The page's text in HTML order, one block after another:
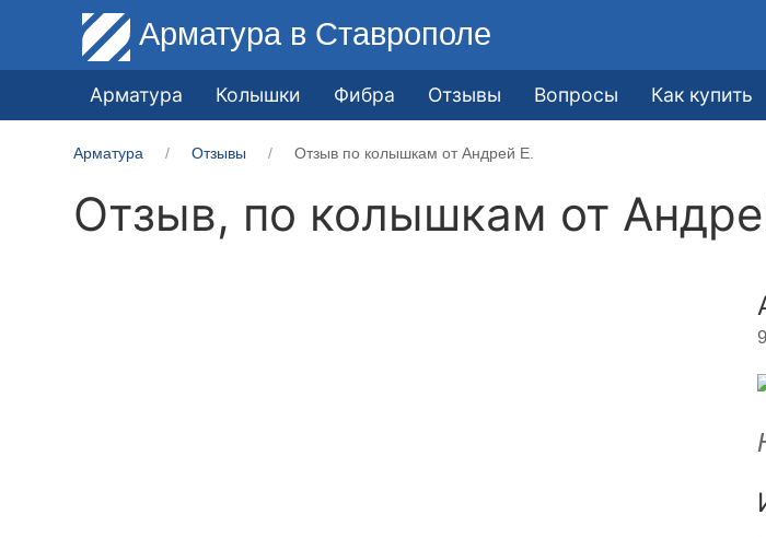
Арматура в Ставрополе
Арматура Колышки Фибра Отзывы Вопросы Как купить
Арматура Отзывы Отзыв по колышкам от Андрей Е.
Отзыв, по колышкам от